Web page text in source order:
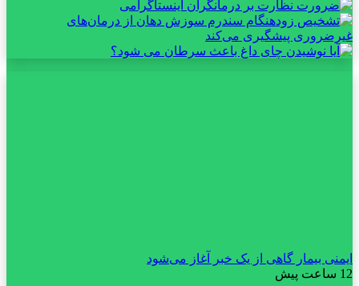
ایمنی بیمار گاهی از یک خبر آغاز می‌شود
12 ساعت پیش